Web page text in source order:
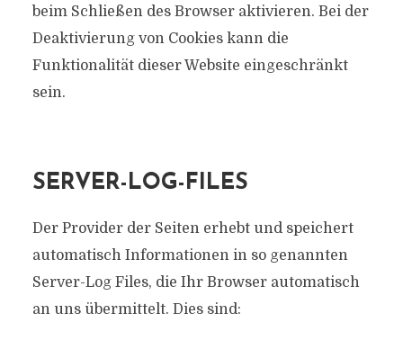
beim Schließen des Browser aktivieren. Bei der
Deaktivierung von Cookies kann die
Funktionalität dieser Website eingeschränkt
sein.
SERVER-LOG-FILES
Der Provider der Seiten erhebt und speichert
automatisch Informationen in so genannten
Server-Log Files, die Ihr Browser automatisch
an uns übermittelt. Dies sind: